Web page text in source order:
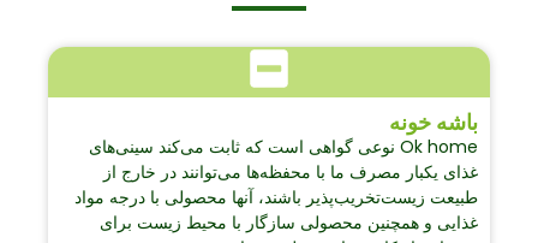
باشه خونه
Ok home نوعی گواهی است که ثابت می‌کند سینی‌های
غذای یکبار مصرف ما با محفظه‌ها می‌توانند در خارج از
طبیعت زیست‌تخریب‌پذیر باشند، آنها محصولی با درجه مواد
غذایی و همچنین محصولی سازگار با محیط زیست برای